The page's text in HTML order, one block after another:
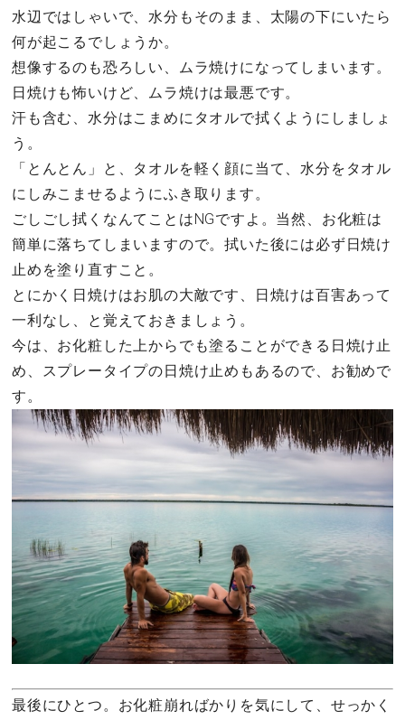
水辺ではしゃいで、水分もそのまま、太陽の下にいたら
何が起こるでしょうか。
想像するのも恐ろしい、ムラ焼けになってしまいます。
日焼けも怖いけど、ムラ焼けは最悪です。
汗も含む、水分はこまめにタオルで拭くようにしましょ
う。
「とんとん」と、タオルを軽く顔に当て、水分をタオル
にしみこませるようにふき取ります。
ごしごし拭くなんてことはNGですよ。当然、お化粧は
簡単に落ちてしまいますので。拭いた後には必ず日焼け
止めを塗り直すこと。
とにかく日焼けはお肌の大敵です、日焼けは百害あって
一利なし、と覚えておきましょう。
今は、お化粧した上からでも塗ることができる日焼け止
め、スプレータイプの日焼け止めもあるので、お勧めで
す。
最後にひとつ。お化粧崩ればかりを気にして、せっかく